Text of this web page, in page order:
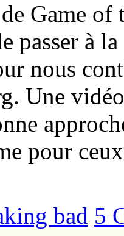
Game of
passer à
nous
Une
pour
bad 5